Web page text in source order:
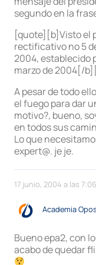
segundo en la
[quote][b]Visto el
rectificativo no 5
2004, establecido
marzo de 2004[/
A pesar de todo
el fuego para dar
motivo?, bueno,
en todos sus
Lo que
expert@. je je.
17 junio, 2004 a las
Academia
Bueno epa2, con
acabo de quedar